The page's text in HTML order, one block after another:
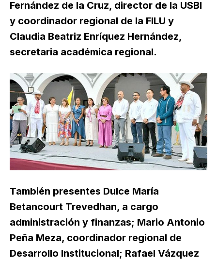
Fernández de la Cruz, director de la USBI
y coordinador regional de la FILU y
Claudia Beatriz Enríquez Hernández,
secretaria académica regional.
También presentes Dulce María
Betancourt Trevedhan, a cargo
administración y finanzas; Mario Antonio
Peña Meza, coordinador regional de
Desarrollo Institucional; Rafael Vázquez